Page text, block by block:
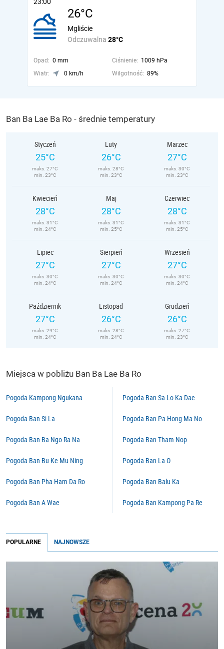
26°C
Odczuwalna 28°C
Mgliście
Opad: 0 mm Ciśnienie: 1009 hPa
Wiatr:
0 km/h Wilgotność: 89%
Ban Ba Lae Ba Ro - średnie temperatury
Styczeń
25°C
maks. 27°C
min. 23°C
Luty
26°C
maks. 28°C
min. 23°C
Marzec
27°C
maks. 30°C
min. 23°C
Kwiecień
28°C
maks. 31°C
min. 24°C
Maj
28°C
maks. 31°C
min. 25°C
Czerwiec
28°C
maks. 31°C
min. 25°C
Lipiec
27°C
maks. 30°C
min. 24°C
Sierpień
27°C
maks. 30°C
min. 24°C
Wrzesień
27°C
maks. 30°C
min. 24°C
Październik
27°C
maks. 29°C
min. 24°C
Listopad
26°C
maks. 28°C
min. 24°C
Grudzień
26°C
maks. 27°C
min. 23°C
Miejsca w pobliżu Ban Ba Lae Ba Ro
Pogoda Kampong Ngukana
Pogoda Ban Si La
Pogoda Ban Ba Ngo Ra Na
Pogoda Ban Bu Ke Mu Ning
Pogoda Ban Pha Ham Da Ro
Pogoda Ban A Wae
Pogoda Ban Sa Lo Ka Dae
Pogoda Ban Pa Hong Ma No
Pogoda Ban Tham Nop
Pogoda Ban La O
Pogoda Ban Balu Ka
Pogoda Ban Kampong Pa Re
POPULARNE NAJNOWSZE